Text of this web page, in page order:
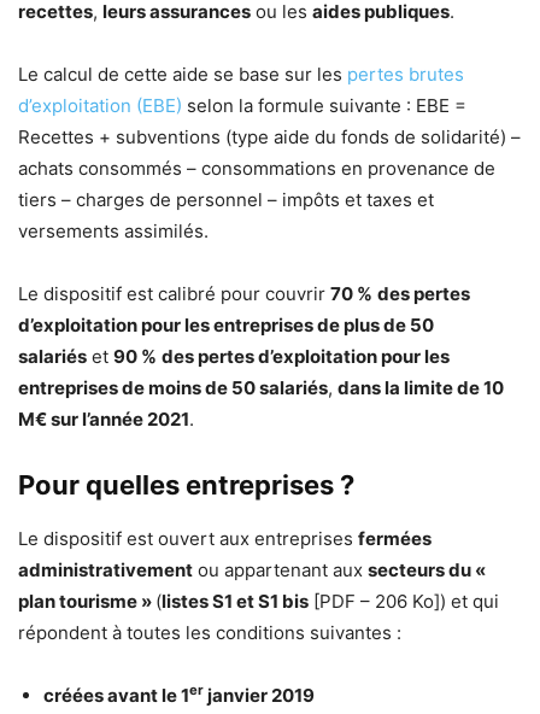
recettes, leurs assurances ou les aides publiques.
Le calcul de cette aide se base sur les pertes brutes
d’exploitation (EBE) selon la formule suivante : EBE =
Recettes + subventions (type aide du fonds de solidarité) –
achats consommés – consommations en provenance de
tiers – charges de personnel – impôts et taxes et
versements assimilés.
Le dispositif est calibré pour couvrir 70 % des pertes
d’exploitation pour les entreprises de plus de 50
salariés et 90 % des pertes d’exploitation pour les
entreprises de moins de 50 salariés, dans la limite de 10
M€ sur l’année 2021.
Pour quelles entreprises ?
Le dispositif est ouvert aux entreprises fermées
administrativement ou appartenant aux secteurs du «
plan tourisme » (listes S1 et S1 bis [PDF – 206 Ko]) et qui
répondent à toutes les conditions suivantes :
créées avant le 1er janvier 2019